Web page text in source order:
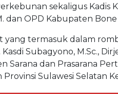
sekaligus Kadis
dan OPD Kabupaten
yang termasuk dalam
Kasdi Subagyono, M.Sc.,
Sarana dan Prasarana
Provinsi Sulawesi Selatan